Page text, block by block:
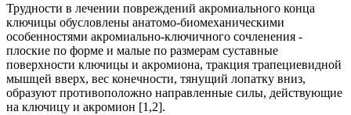
Трудности в лечении повреждений акромиального конца
ключицы обусловлены анатомо-биомеханическими
особенностями акромиально-ключичного сочленения -
плоские по форме и малые по размерам суставные
поверхности ключицы и акромиона, тракция трапециевидной
мышцей вверх, вес конечности, тянущий лопатку вниз,
образуют противоположно направленные силы, действующие
на ключицу и акромион [1,2].